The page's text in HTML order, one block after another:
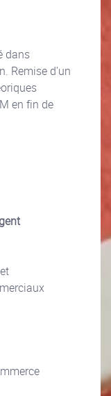
dans
Remise d’un
en fin de